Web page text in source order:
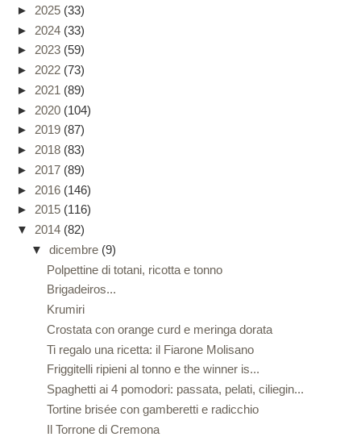
► 2025 (33)
► 2024 (33)
► 2023 (59)
► 2022 (73)
► 2021 (89)
► 2020 (104)
► 2019 (87)
► 2018 (83)
► 2017 (89)
► 2016 (146)
► 2015 (116)
▼ 2014 (82)
▼ dicembre (9)
Polpettine di totani, ricotta e tonno
Brigadeiros...
Krumiri
Crostata con orange curd e meringa dorata
Ti regalo una ricetta: il Fiarone Molisano
Friggitelli ripieni al tonno e the winner is...
Spaghetti ai 4 pomodori: passata, pelati, ciliegin...
Tortine brisée con gamberetti e radicchio
Il Torrone di Cremona